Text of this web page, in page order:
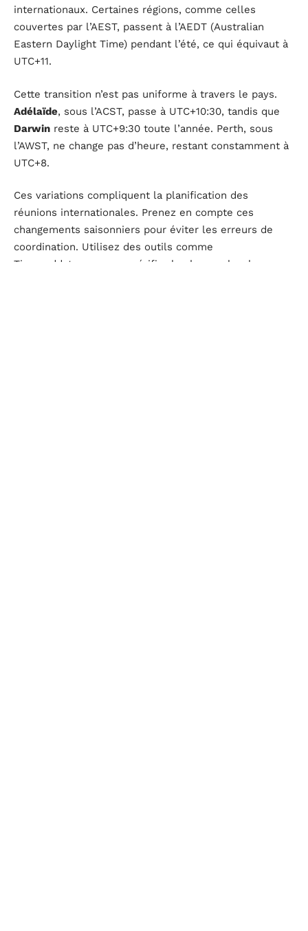
internationaux. Certaines régions, comme celles
couvertes par l’AEST, passent à l’AEDT (Australian
Eastern Daylight Time) pendant l’été, ce qui équivaut à
UTC+11.
Cette transition n’est pas uniforme à travers le pays.
Adélaïde, sous l’ACST, passe à UTC+10:30, tandis que
Darwin reste à UTC+9:30 toute l’année. Perth, sous
l’AWST, ne change pas d’heure, restant constamment à
UTC+8.
Ces variations compliquent la planification des
réunions internationales. Prenez en compte ces
changements saisonniers pour éviter les erreurs de
coordination. Utilisez des outils comme
Timeanddate.com pour vérifier les heures locales